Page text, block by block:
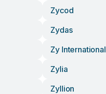
Zycod
Zydas
Zy International
Zylia
Zyllion